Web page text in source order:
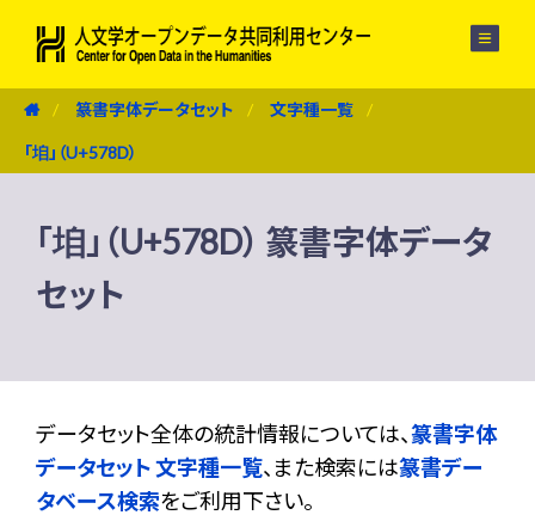
篆書字体データセット 文字種一覧
「垍」（U+578D）
「垍」（U+578D） 篆書字体データ
セット
データセット全体の統計情報については、篆書字体
データセット 文字種一覧、また検索には篆書デー
タベース検索をご利用下さい。